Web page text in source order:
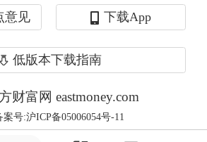
意见 下载App
低版本下载指南
财富网 eastmoney.com
案号:沪ICP备05006054号-11